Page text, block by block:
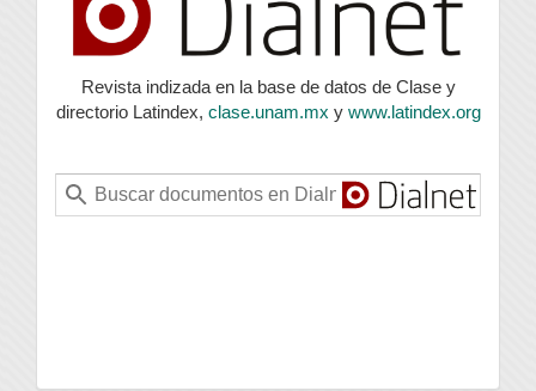
Revista indizada en la base de datos de Clase y
directorio Latindex, clase.unam.mx y www.latindex.org